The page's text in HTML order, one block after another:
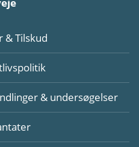
& Tilskud
& undersøgelser